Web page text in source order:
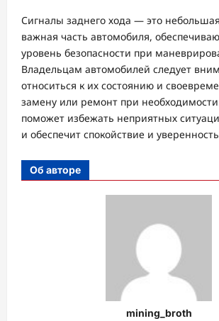
Сигналы заднего хода — это
важная часть автомобиля,
уровень безопасности при
Владельцам автомобилей следует
относиться к их состоянию и
замену или ремонт при
поможет избежать неприятных
и обеспечит спокойствие и
Об авторе
mining_broth